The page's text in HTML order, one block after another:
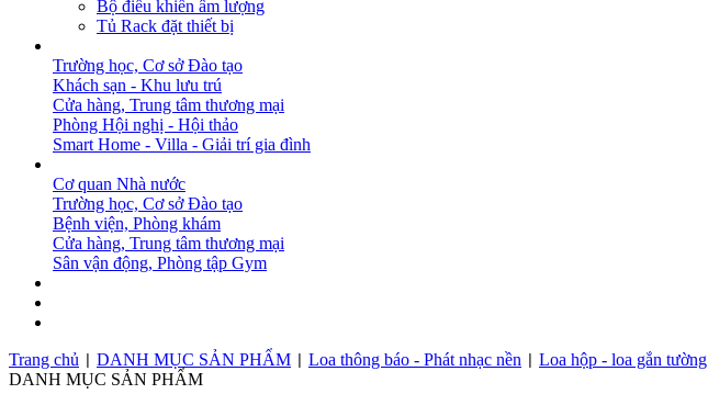
Bộ điều khiển âm lượng
Tủ Rack đặt thiết bị
Trường học, Cơ sở Đào tạo
Khách sạn - Khu lưu trú
Cửa hàng, Trung tâm thương mại
Phòng Hội nghị - Hội thảo
Smart Home - Villa - Giải trí gia đình
Cơ quan Nhà nước
Trường học, Cơ sở Đào tạo
Bệnh viện, Phòng khám
Cửa hàng, Trung tâm thương mại
Sân vận động, Phòng tập Gym
Trang chủ
DANH MỤC SẢN PHẨM Loa thông báo - Phát nhạc nền Loa hộp - loa gắn tường
DANH MỤC SẢN PHẨM